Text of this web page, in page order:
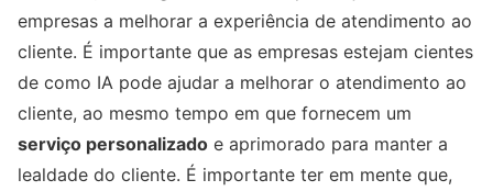
empresas a melhorar a experiência de atendimento ao
cliente. É importante que as empresas estejam cientes
de como IA pode ajudar a melhorar o atendimento ao
cliente, ao mesmo tempo em que fornecem um
serviço personalizado e aprimorado para manter a
lealdade do cliente. É importante ter em mente que,